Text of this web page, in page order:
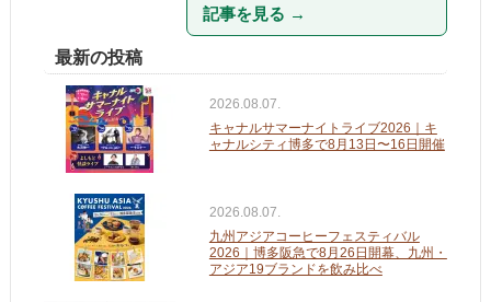
記事を見る →
最新の投稿
2026.08.07.
キャナルサマーナイトライブ2026｜キ
ャナルシティ博多で8月13日〜16日開催
2026.08.07.
九州アジアコーヒーフェスティバル
2026｜博多阪急で8月26日開幕、九州・
アジア19ブランドを飲み比べ